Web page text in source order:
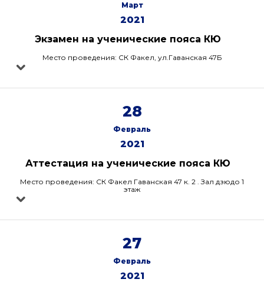
Март
2021
Экзамен на ученические пояса КЮ
Место проведения: СК Факел, ул.Гаванская 47Б
28
Февраль
2021
Аттестация на ученические пояса КЮ
Место проведения: СК Факел Гаванская 47 к. 2 . Зал дзюдо 1
этаж
27
Февраль
2021